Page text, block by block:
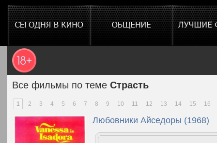
Все фильмы по теме Страсть
1 2 3 4 5 6 7 8 9 10 11 12 13 14 15 16
Любовники Айседоры (1968)